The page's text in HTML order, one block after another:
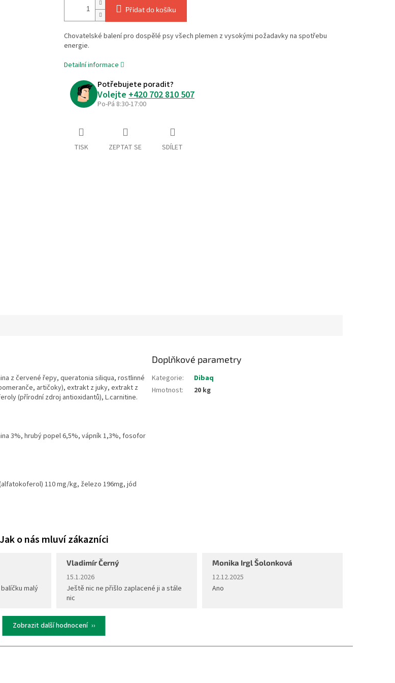
Přidat do košíku
Chovatelské balení pro dospělé psy všech plemen z vysokými požadavky na spotřebu
energie.
Detailní informace
Potřebujete poradit?
Volejte +420 702 810 507
Po-Pá 8:30-17:00
TISK ZEPTAT SE SDÍLET
z červené řepy, queratonia siliqua, rostlinné
artičoky), extrakt z juky, extrakt z
(přírodní zdroj antioxidantů), L.carnitine.
3%, hrubý popel 6,5%, vápník 1,3%, fosofor
110 mg/kg, železo 196mg, jód
Doplňkové parametry
Kategorie:
Dibaq
Hmotnost: 20 kg
hvězdiček.
malý
Vladimír Černý
Hodnocení obchodu je 5 z 5 hvězdiček.
15.1.2026
Ještě nic ne přišlo zaplacené ji a stále
nic
Monika Irgl Šolonková
Hodnocení obchodu je 5 z 5 hvězdiček.
12.12.2025
Ano
Zobrazit další hodnocení